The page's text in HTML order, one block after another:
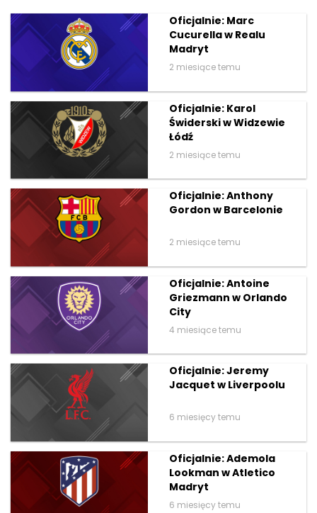
Oficjalnie: Marc
Cucurella w Realu
Madryt
2 miesiące temu
Oficjalnie: Karol
Świderski w Widzewie
Łódź
2 miesiące temu
Oficjalnie: Anthony
Gordon w Barcelonie
2 miesiące temu
Oficjalnie: Antoine
Griezmann w Orlando
City
4 miesiące temu
Oficjalnie: Jeremy
Jacquet w Liverpoolu
6 miesięcy temu
Oficjalnie: Ademola
Lookman w Atletico
Madryt
6 miesięcy temu